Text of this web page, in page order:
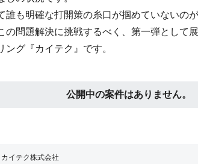
誰も明確な打開策の糸口が掴めていないのが
の問題解決に挑戦するべく、第一弾として
ング『カイテク』です。
公開中の案件はありません。
カイテク株式会社